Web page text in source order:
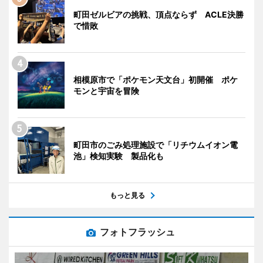
町田ゼルビアの挑戦、頂点ならず ACLE決勝
で惜敗
相模原市で「ポケモン天文台」初開催 ポケ
モンと宇宙を冒険
町田市のごみ処理施設で「リチウムイオン電
池」検知実験 製品化も
もっと見る
フォトフラッシュ